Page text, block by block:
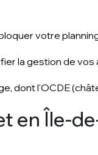
votre
la gestion de
dont l'OCDE
en Île-